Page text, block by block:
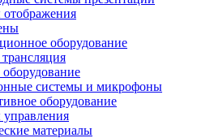
оборудование
оборудование
системы и микрофоны
оборудование
материалы